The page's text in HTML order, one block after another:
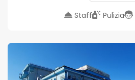
Staff Pulizia